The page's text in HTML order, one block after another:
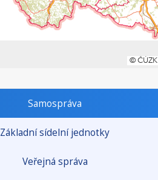
Samospráva
Základní sídelní jednotky
Veřejná správa